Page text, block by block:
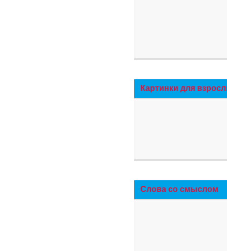
Картинки для
Слова со смыслом